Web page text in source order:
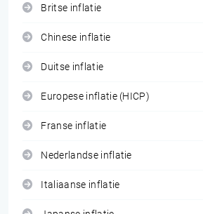
Britse inflatie
Chinese inflatie
Duitse inflatie
Europese inflatie (HICP)
Franse inflatie
Nederlandse inflatie
Italiaanse inflatie